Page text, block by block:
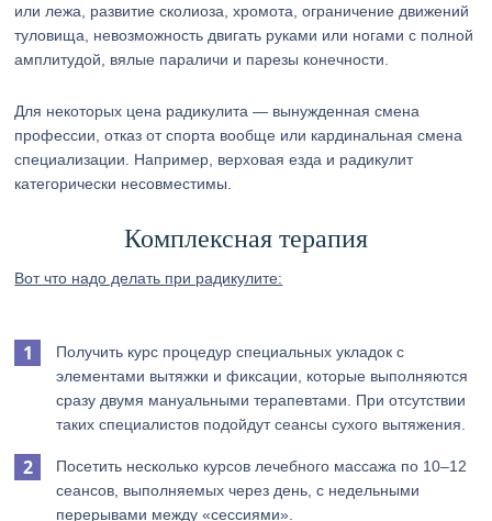
или лежа, развитие сколиоза, хромота, ограничение движений
туловища, невозможность двигать руками или ногами с полной
амплитудой, вялые параличи и парезы конечности.
Для некоторых цена радикулита — вынужденная смена
профессии, отказ от спорта вообще или кардинальная смена
специализации. Например, верховая езда и радикулит
категорически несовместимы.
Комплексная терапия
Вот что надо делать при радикулите:
Получить курс процедур специальных укладок с
элементами вытяжки и фиксации, которые выполняются
сразу двумя мануальными терапевтами. При отсутствии
таких специалистов подойдут сеансы сухого вытяжения.
Посетить несколько курсов лечебного массажа по 10–12
сеансов, выполняемых через день, с недельными
перерывами между «сессиями».